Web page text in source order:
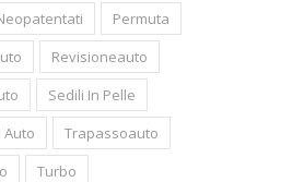
Permuta
Revisioneauto
Sedili In Pelle
Trapassoauto
Turbo